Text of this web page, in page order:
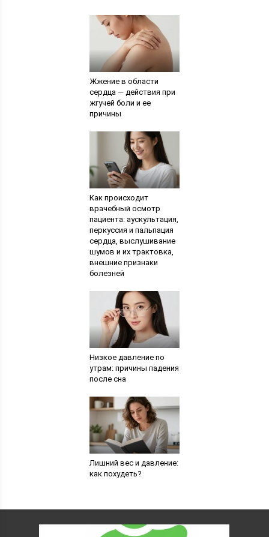
Жжение в области
сердца — действия при
жгучей боли и ее
причины
Как происходит
врачебный осмотр
пациента: аускультация,
перкуссия и пальпация
сердца, выслушивание
шумов и их трактовка,
внешние признаки
болезней
Низкое давление по
утрам: причины падения
после сна
Лишний вес и давление:
как похудеть?